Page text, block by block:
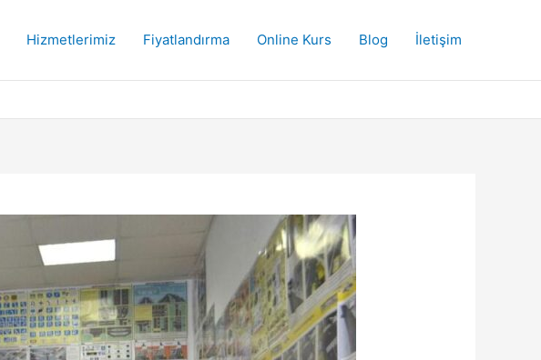
Hizmetlerimiz Fiyatlandırma Online Kurs Blog İletişim